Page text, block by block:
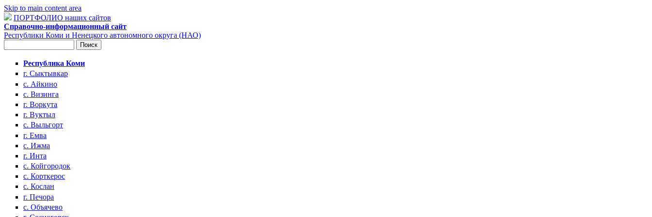
Skip to main content area
ПОРТФОЛИО наших сайтов
Справочно-информационный сайт
Республики Коми и Ненецкого автономного округа (НАО)
Республика Коми
г. Сыктывкар
с. Айкино
с. Визинга
г. Воркута
г. Вуктыл
с. Выльгорт
г. Емва
с. Ижма
г. Инта
с. Койгородок
с. Корткерос
с. Кослан
г. Печора
с. Объячево